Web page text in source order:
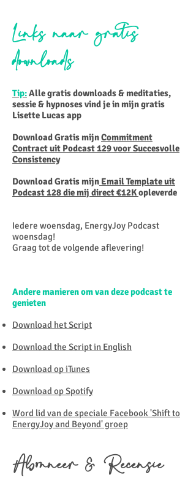
Links naar gratis
downloads
Tip:Alle gratis downloads & meditaties,
sessie & hypnoses vind je in mijn gratis
Lisette Lucas app
Download Gratis mijnCommitment
Contract uit Podcast 129 voor Succesvolle
Consistency
Download Gratis mijn Email Template uit
Podcast 128 die mij direct €12Kopleverde
Iedere woensdag, EnergyJoy Podcast
woensdag!
Graag tot de volgende aflevering!
Andere manieren om van deze podcast te
genieten
Download het Script
Download the Script in English
Download op iTunes
Download op Spotify
Word lid van de speciale Facebook 'Shift to
EnergyJoy and Beyond' groep
Abonneer & Recensie